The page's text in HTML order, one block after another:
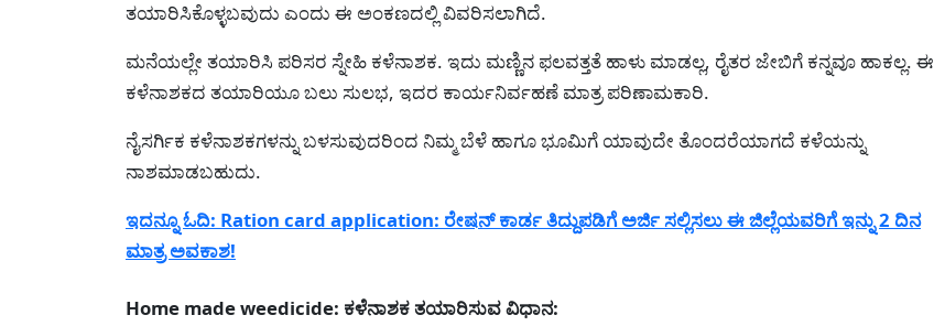
ತಯಾರಿಸಿಕೊಳ್ಳಬವುದು ಎಂದು ಈ ಅಂಕಣದಲ್ಲಿ ವಿವರಿಸಲಾಗಿದೆ.
ಮನೆಯಲ್ಲೇ ತಯಾರಿಸಿ ಪರಿಸರ ಸ್ನೇಹಿ ಕಳೆನಾಶಕ. ಇದು ಮಣ್ಣಿನ ಫಲವತ್ತತೆ ಹಾಳು ಮಾಡಲ್ಲ, ರೈತರ ಜೇಬಿಗೆ ಕನ್ನವೂ ಹಾಕಲ್ಲ. ಈ
ಕಳೆನಾಶಕದ ತಯಾರಿಯೂ ಬಲು ಸುಲಭ, ಇದರ ಕಾರ್ಯನಿರ್ವಹಣೆ ಮಾತ್ರ ಪರಿಣಾಮಕಾರಿ.
ನೈಸರ್ಗಿಕ ಕಳೆನಾಶಕಗಳನ್ನು ಬಳಸುವುದರಿಂದ ನಿಮ್ಮ ಬೆಳೆ ಹಾಗೂ ಭೂಮಿಗೆ ಯಾವುದೇ ತೊಂದರೆಯಾಗದೆ ಕಳೆಯನ್ನು
ನಾಶಮಾಡಬಹುದು.
ಇದನ್ನೂ ಓದಿ: Ration card application: ರೇಷನ್ ಕಾರ್ಡ ತಿದ್ದುಪಡಿಗೆ ಅರ್ಜಿ ಸಲ್ಲಿಸಲು ಈ ಜಿಲ್ಲೆಯವರಿಗೆ ಇನ್ನು 2 ದಿನ
ಮಾತ್ರ ಅವಕಾಶ!
Home made weedicide: ಕಳೆನಾಶಕ ತಯಾರಿಸುವ ವಿಧಾನ: